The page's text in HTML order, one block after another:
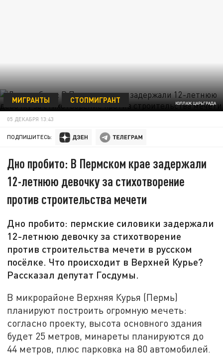
КОЛЛАЖ ЦАРЬГРАДА
МИГРАНТЫ СТОПМИГРАНТ
05 ДЕКАБРЯ 13:43
ПОДПИШИТЕСЬ:
Дно пробито: В Пермском крае задержали
12-летнюю девочку за стихотворение
против строительства мечети
Дно пробито: пермские силовики задержали
12-летнюю девочку за стихотворение
против строительства мечети в русском
посёлке. Что происходит в Верхней Курье?
Рассказал депутат Госдумы.
В микрорайоне Верхняя Курья (Пермь)
планируют построить огромную мечеть:
согласно проекту, высота основного здания
будет 25 метров, минареты планируются до
44 метров, плюс парковка на 80 автомобилей.